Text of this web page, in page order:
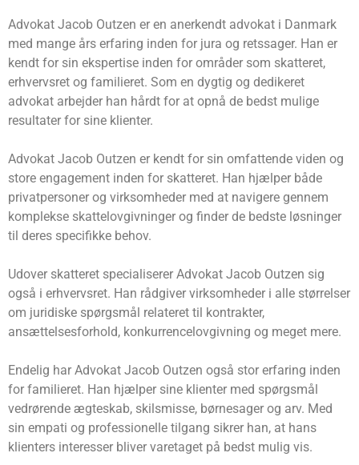
Advokat Jacob Outzen er en anerkendt advokat i Danmark
med mange års erfaring inden for jura og retssager. Han er
kendt for sin ekspertise inden for områder som skatteret,
erhvervsret og familieret. Som en dygtig og dedikeret
advokat arbejder han hårdt for at opnå de bedst mulige
resultater for sine klienter.
Advokat Jacob Outzen er kendt for sin omfattende viden og
store engagement inden for skatteret. Han hjælper både
privatpersoner og virksomheder med at navigere gennem
komplekse skattelovgivninger og finder de bedste løsninger
til deres specifikke behov.
Udover skatteret specialiserer Advokat Jacob Outzen sig
også i erhvervsret. Han rådgiver virksomheder i alle størrelser
om juridiske spørgsmål relateret til kontrakter,
ansættelsesforhold, konkurrencelovgivning og meget mere.
Endelig har Advokat Jacob Outzen også stor erfaring inden
for familieret. Han hjælper sine klienter med spørgsmål
vedrørende ægteskab, skilsmisse, børnesager og arv. Med
sin empati og professionelle tilgang sikrer han, at hans
klienters interesser bliver varetaget på bedst mulig vis.